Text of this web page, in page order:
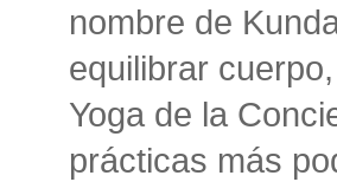
nombre de
equilibrar
Yoga de la
prácticas más